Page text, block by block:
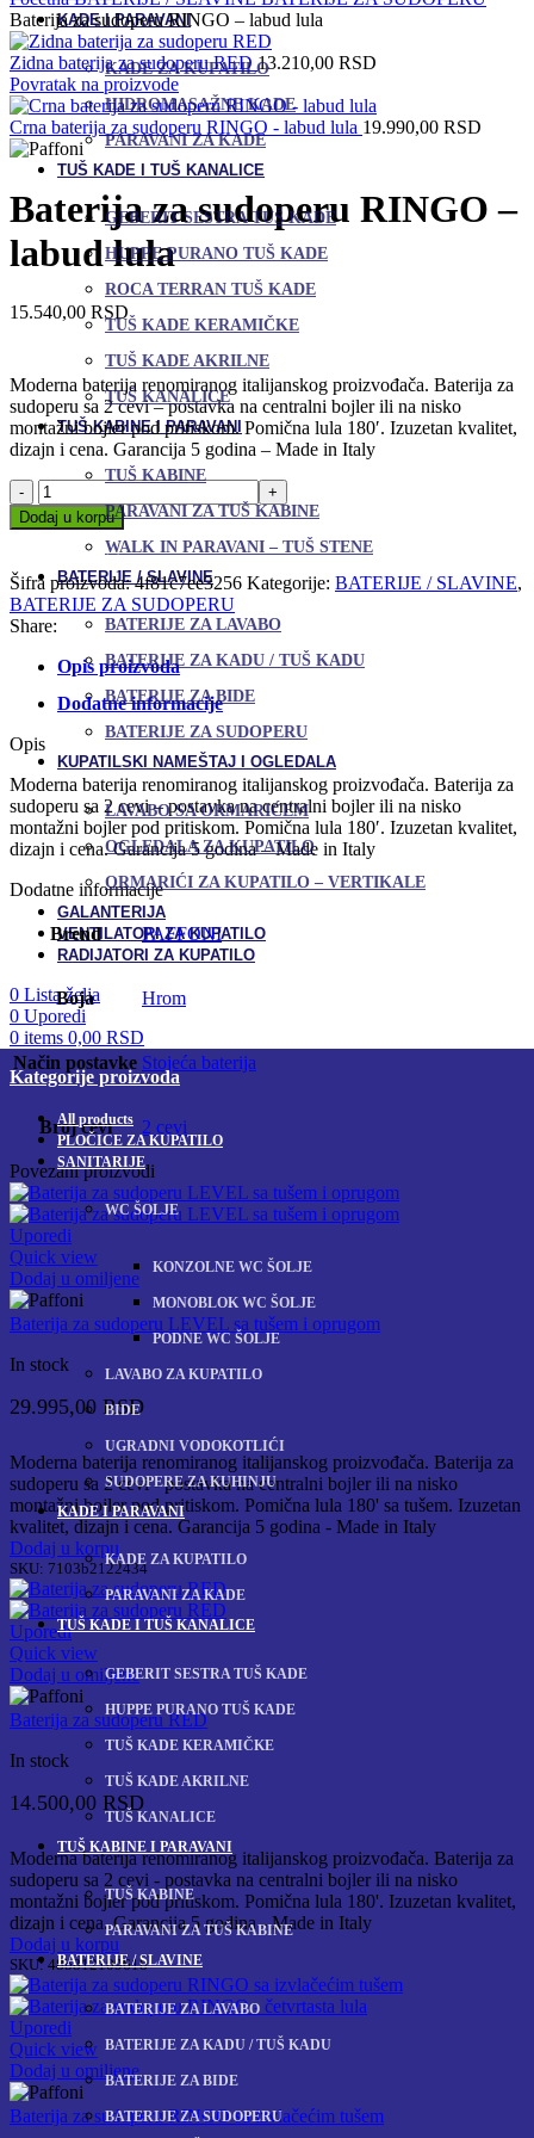
KADE I PARAVANI
KADE ZA KUPATILO
HIDROMASAŽNE KADE
PARAVANI ZA KADE
TUŠ KADE I TUŠ KANALICE
GEBERIT SESTRA TUŠ KADE
HUPPE PURANO TUŠ KADE
ROCA TERRAN TUŠ KADE
TUŠ KADE KERAMIČKE
TUŠ KADE AKRILNE
TUŠ KANALICE
TUŠ KABINE I PARAVANI
TUŠ KABINE
PARAVANI ZA TUŠ KABINE
WALK IN PARAVANI – TUŠ STENE
BATERIJE / SLAVINE
BATERIJE ZA LAVABO
BATERIJE ZA KADU / TUŠ KADU
BATERIJE ZA BIDE
BATERIJE ZA SUDOPERU
KUPATILSKI NAMEŠTAJ I OGLEDALA
LAVABO SA ORMARIĆEM
OGLEDALA ZA KUPATILO
ORMARIĆI ZA KUPATILO – VERTIKALE
GALANTERIJA
VENTILATORI ZA KUPATILO
RADIJATORI ZA KUPATILO
0 Lista želja
0 Uporedi
0 items 0,00 RSD
Kategorije proizvoda
Allproducts
PLOČICE ZA KUPATILO
SANITARIJE
WC ŠOLJE
KONZOLNE WC ŠOLJE
MONOBLOK WC ŠOLJE
PODNE WC ŠOLJE
LAVABO ZA KUPATILO
BIDE
UGRADNI VODOKOTLIĆI
SUDOPERE ZA KUHINJU
KADE I PARAVANI
KADE ZA KUPATILO
PARAVANI ZA KADE
TUŠ KADE I TUŠ KANALICE
GEBERIT SESTRA TUŠ KADE
HUPPE PURANO TUŠ KADE
TUŠ KADE KERAMIČKE
TUŠ KADE AKRILNE
TUŠ KANALICE
TUŠ KABINE I PARAVANI
TUŠ KABINE
PARAVANI ZA TUŠ KABINE
BATERIJE / SLAVINE
BATERIJE ZA LAVABO
BATERIJE ZA KADU / TUŠ KADU
BATERIJE ZA BIDE
BATERIJE ZA SUDOPERU
Baterija za sudoperu RINGO – labud lula
Zidna baterija za sudoperu RED13.210,00 RSD
Povratak na proizvode
Crna baterija za sudoperu RINGO - labud lula 19.990,00 RSD
Baterija za sudoperu RINGO –
labud lula
15.540,00 RSD
Moderna baterija renomiranog italijanskog proizvođača. Baterija za
sudoperu sa 2 cevi – postavka na centralni bojler ili na nisko
montažni bojler pod pritiskom. Pomična lula 180′. Izuzetan kvalitet,
dizajn i cena. Garancija 5 godina – Made in Italy
Baterija
za
sudoperu
RINGO
-
labud
lula
količina
Dodaj u korpu
Dodaj u omiljene
Šifra proizvoda:4f81c7ee3256 Kategorije: BATERIJE / SLAVINE,
BATERIJE ZA SUDOPERU
Share:
Opis proizvoda
Dodatne informacije
Opis
Moderna baterija renomiranog italijanskog proizvođača. Baterija za
sudoperu sa 2 cevi – postavka na centralni bojler ili na nisko
montažni bojler pod pritiskom. Pomična lula 180′. Izuzetan kvalitet,
dizajn i cena. Garancija 5 godina – Made in Italy
Dodatne informacije
Brend PAFFONI
Boja Hrom
Način postavke Stojeća baterija
Broj cevi 2 cevi
Povezani proizvodi
Uporedi
Quick view
Dodaj u omiljene
Baterija za sudoperu LEVEL sa tušem i oprugom
In stock
29.995,00 RSD
Moderna baterija renomiranog italijanskog proizvođača. Baterija za
sudoperu sa 2 cevi - postavka na centralni bojler ili na nisko
montažni bojler pod pritiskom. Pomična lula 180' sa tušem. Izuzetan
kvalitet, dizajn i cena. Garancija 5 godina - Made in Italy
Dodaj u korpu
SKU: 7103b2122434
Uporedi
Quick view
Dodaj u omiljene
Baterija za sudoperu RED
In stock
14.500,00 RSD
Moderna baterija renomiranog italijanskog proizvođača. Baterija za
sudoperu sa 2 cevi - postavka na centralni bojler ili na nisko
montažni bojler pod pritiskom. Pomična lula 180'. Izuzetan kvalitet,
dizajn i cena. Garancija 5 godina - Made in Italy
Dodaj u korpu
SKU: 48b812109618
Uporedi
Quick view
Dodaj u omiljene
Baterija za sudoperu RINGO sa izvlačećim tušem